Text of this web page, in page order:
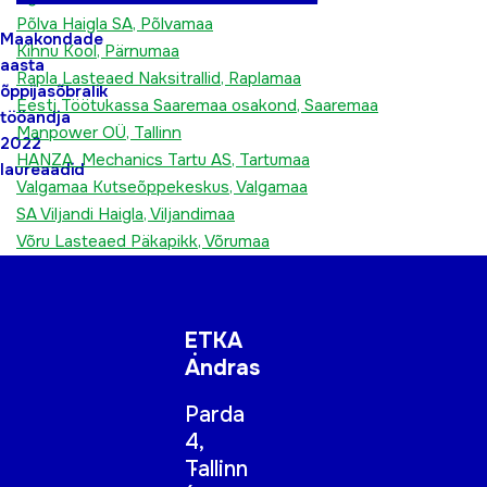
Maakondade
aasta
õppijasõbralik
tööandja
2022
laureaadid
Põlva Haigla SA, Põlvamaa
Kihnu Kool, Pärnumaa
Rapla Lasteaed Naksitrallid, Raplamaa
Eesti Töötukassa Saaremaa osakond, Saaremaa
Manpower OÜ, Tallinn
HANZA Mechanics Tartu AS, Tartumaa
Valgamaa Kutseõppekeskus, Valgamaa
SA Viljandi Haigla, Viljandimaa
Võru Lasteaed Päkapikk, Võrumaa
ETKA
Andras
Parda
4,
Tallinn